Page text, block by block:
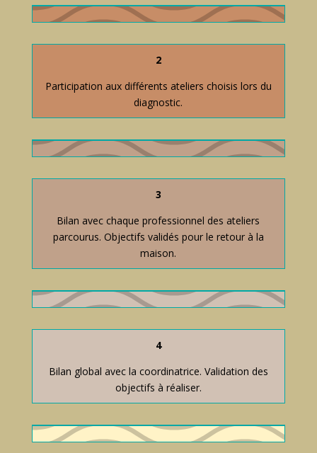
2
Participation aux différents ateliers choisis lors du
diagnostic.
3
Bilan avec chaque professionnel des ateliers
parcourus. Objectifs validés pour le retour à la
maison.
4
Bilan global avec la coordinatrice. Validation des
objectifs à réaliser.